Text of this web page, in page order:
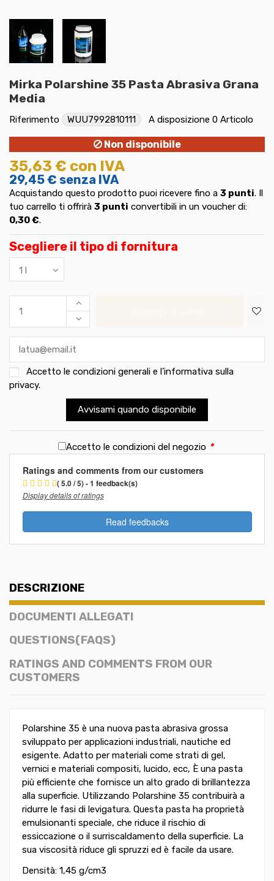
Mirka Polarshine 35 Pasta Abrasiva Grana
Media
Riferimento WUU7992810111 A disposizione 0 Articolo
Non disponibile
35,63 € con IVA
29,45 € senza IVA
Acquistando questo prodotto puoi ricevere fino a 3 punti. Il
tuo carrello ti offrirà 3 punti convertibili in un voucher di:
0,30 €.
Scegliere il tipo di fornitura
Accetto le condizioni generali e l’informativa sulla
privacy.
Avvisami quando disponibile
Accetto le condizioni del negozio *
Ratings and comments from our customers
( 5.0 / 5) - 1 feedback(s)
Display details of ratings
Read feedbacks
DESCRIZIONE
DOCUMENTI ALLEGATI
QUESTIONS(FAQS)
RATINGS AND COMMENTS FROM OUR
CUSTOMERS
Polarshine 35 è una nuova pasta abrasiva grossa
sviluppato per applicazioni industriali, nautiche ed
esigente. Adatto per materiali come strati di gel,
vernici e materiali compositi, lucido, ecc, È una pasta
più efficiente che fornisce un alto grado di brillantezza
alla superficie. Utilizzando Polarshine 35 contribuirà a
ridurre le fasi di levigatura. Questa pasta ha proprietà
emulsionanti speciale, che riduce il rischio di
essiccazione o il surriscaldamento della superficie. La
sua viscosità riduce gli spruzzi ed è facile da usare.
Densità: 1,45 g/cm3